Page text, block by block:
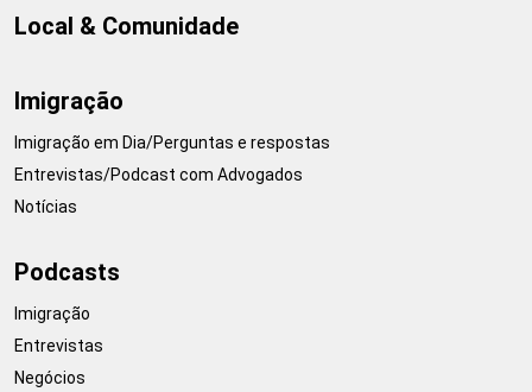
Local & Comunidade
Imigração
Imigração em Dia/Perguntas e respostas
Entrevistas/Podcast com Advogados
Notícias
Podcasts
Imigração
Entrevistas
Negócios